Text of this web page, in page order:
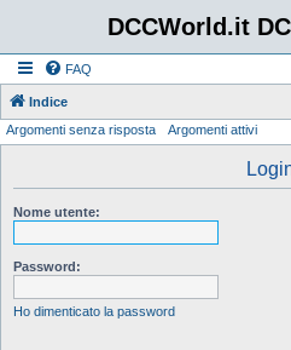
DCCWorld.it
FAQ
Indice
Argomenti senza risposta Argomenti attivi
Nome utente:
Password:
Ho dimenticato la password